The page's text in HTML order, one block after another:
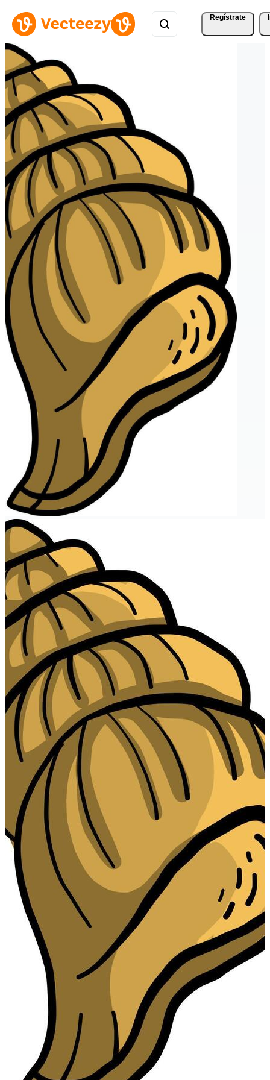
Regístrate